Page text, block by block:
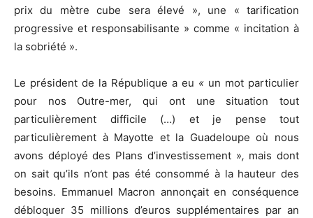
prix du mètre cube sera élevé », une « tarification
progressive et responsabilisante » comme « incitation à
la sobriété ».
Le président de la République a eu « un mot particulier
pour nos Outre-mer, qui ont une situation tout
particulièrement difficile (…) et je pense tout
particulièrement à Mayotte et la Guadeloupe où nous
avons déployé des Plans d’investissement », mais dont
on sait qu’ils n’ont pas été consommé à la hauteur des
besoins. Emmanuel Macron annonçait en conséquence
débloquer 35 millions d’euros supplémentaires par an